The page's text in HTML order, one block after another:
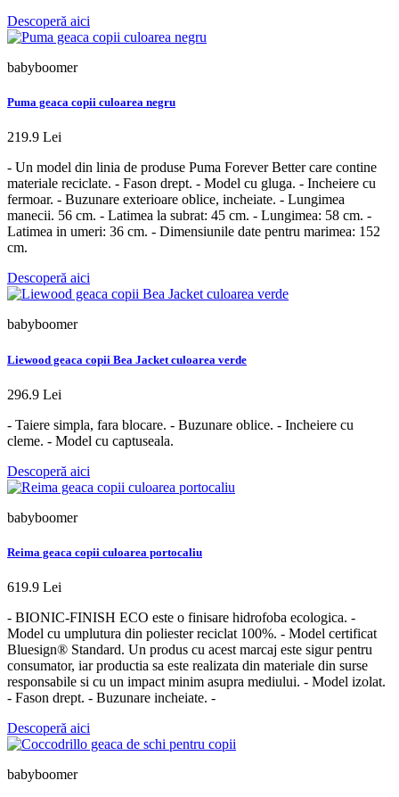
Descoperă aici
babyboomer
Puma geaca copii culoarea negru
219.9 Lei
- Un model din linia de produse Puma Forever Better care contine
materiale reciclate. - Fason drept. - Model cu gluga. - Incheiere cu
fermoar. - Buzunare exterioare oblice, incheiate. - Lungimea
manecii. 56 cm. - Latimea la subrat: 45 cm. - Lungimea: 58 cm. -
Latimea in umeri: 36 cm. - Dimensiunile date pentru marimea: 152
cm.
Descoperă aici
babyboomer
Liewood geaca copii Bea Jacket culoarea verde
296.9 Lei
- Taiere simpla, fara blocare. - Buzunare oblice. - Incheiere cu
cleme. - Model cu captuseala.
Descoperă aici
babyboomer
Reima geaca copii culoarea portocaliu
619.9 Lei
- BIONIC-FINISH ECO este o finisare hidrofoba ecologica. -
Model cu umplutura din poliester reciclat 100%. - Model certificat
Bluesign® Standard. Un produs cu acest marcaj este sigur pentru
consumator, iar productia sa este realizata din materiale din surse
responsabile si cu un impact minim asupra mediului. - Model izolat.
- Fason drept. - Buzunare incheiate. -
Descoperă aici
babyboomer